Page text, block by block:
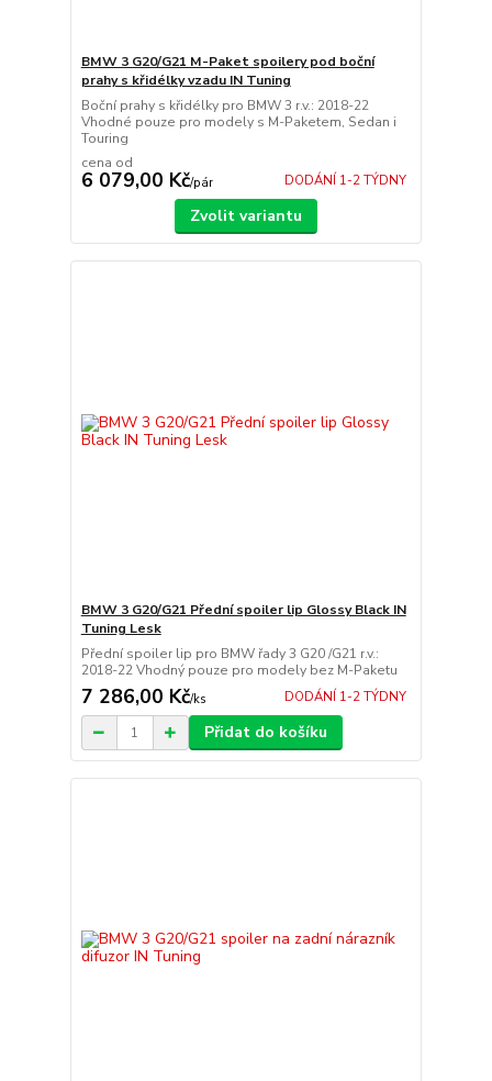
BMW 3 G20/G21 M-Paket spoilery pod boční
prahy s křidélky vzadu IN Tuning
Boční prahy s křidélky pro BMW 3 r.v.: 2018-22
Vhodné pouze pro modely s M-Paketem, Sedan i
Touring
cena od
6 079,00 Kč/pár DODÁNÍ 1-2 TÝDNY
Zvolit variantu
BMW 3 G20/G21 Přední spoiler lip Glossy Black IN
Tuning Lesk
Přední spoiler lip pro BMW řady 3 G20 /G21 r.v.:
2018-22 Vhodný pouze pro modely bez M-Paketu
7 286,00 Kč/ks DODÁNÍ 1-2 TÝDNY
Přidat do košíku